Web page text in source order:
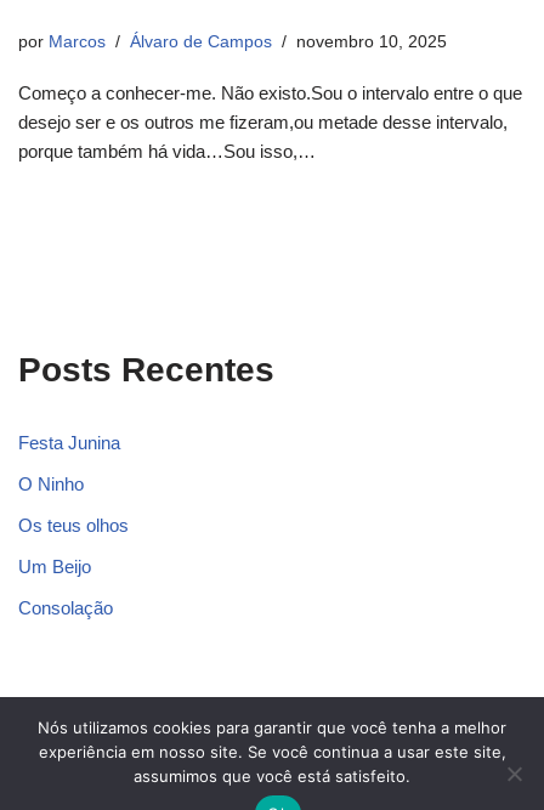
por Marcos Álvaro de Campos novembro 10, 2025
Começo a conhecer-me. Não existo.Sou o intervalo entre o que
desejo ser e os outros me fizeram,ou metade desse intervalo,
porque também há vida…Sou isso,…
Posts Recentes
Festa Junina
O Ninho
Os teus olhos
Um Beijo
Consolação
Blog dos Poetas
Sobre Nós
Nós utilizamos cookies para garantir que você tenha a melhor
experiência em nosso site. Se você continua a usar este site,
assumimos que você está satisfeito.